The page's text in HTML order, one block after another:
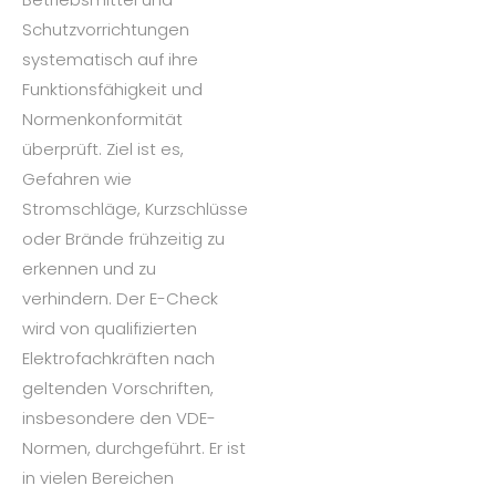
Schutzvorrichtungen
systematisch auf ihre
Funktionsfähigkeit und
Normenkonformität
überprüft. Ziel ist es,
Gefahren wie
Stromschläge, Kurzschlüsse
oder Brände frühzeitig zu
erkennen und zu
verhindern. Der E-Check
wird von qualifizierten
Elektrofachkräften nach
geltenden Vorschriften,
insbesondere den VDE-
Normen, durchgeführt. Er ist
in vielen Bereichen